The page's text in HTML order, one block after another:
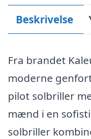
Beskrivelse
Fra brandet
moderne
pilot solbriller
mænd i en
solbriller